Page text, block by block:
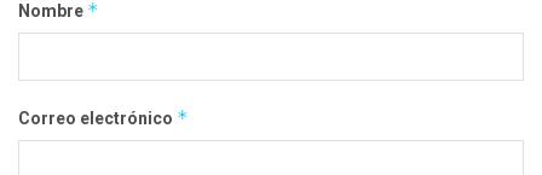
Nombre *
Correo electrónico *